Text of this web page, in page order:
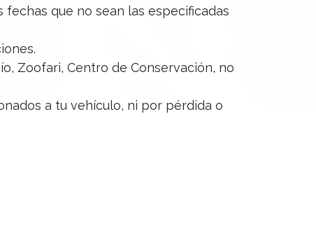
que no sean las especificadas
Zoofari, Centro de Conservación, no
a tu vehículo, ni por pérdida o